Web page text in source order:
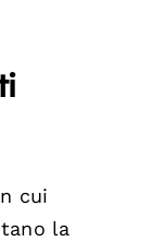
cui
la